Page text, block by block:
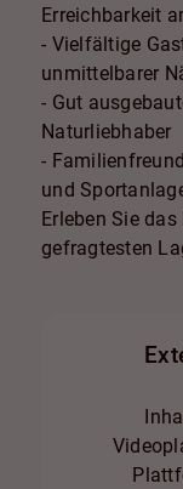
Erreichbarkeit
- Vielfältige
unmittelbarer
- Gut
Naturliebhaber
-
und
Erleben Sie
gefragtesten